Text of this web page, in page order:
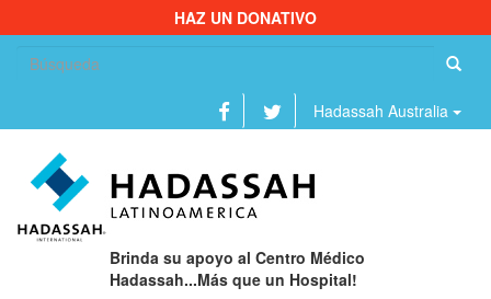
HAZ UN DONATIVO
Hadassah Australia
Brinda su apoyo al Centro Médico
Hadassah...Más que un Hospital!